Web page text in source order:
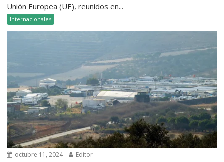
Unión Europea (UE), reunidos en...
Internacionales
octubre 11, 2024 Editor